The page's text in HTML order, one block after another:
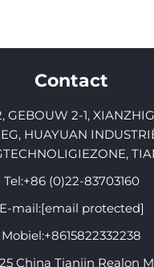
Contact
GEBOUW 2-1,
HUAYUAN
Tel:+86 (0)22-83703160
E-mail:[email protected]
Mobiel:+8615822332238
China Tianjin Realon